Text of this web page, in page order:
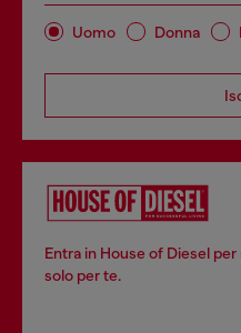
Uomo Donna
Entra in House of Diesel
solo per te.